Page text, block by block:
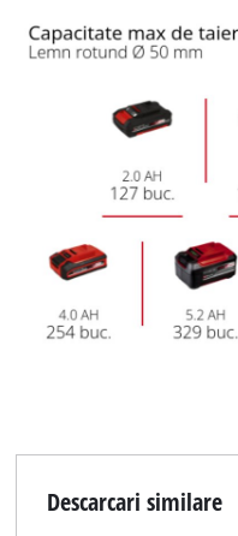
Descarcari similare